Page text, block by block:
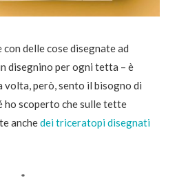
delle cose disegnate ad
disegnino per ogni tetta – è
volta, però, sento il bisogno di
ho scoperto che sulle tette
anchedei triceratopi disegnati
*